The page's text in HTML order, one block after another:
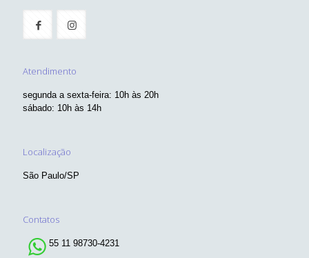
Atendimento
segunda a sexta-feira: 10h às 20h
sábado: 10h às 14h
Localização
São Paulo/SP
Contatos
55 11 98730-4231